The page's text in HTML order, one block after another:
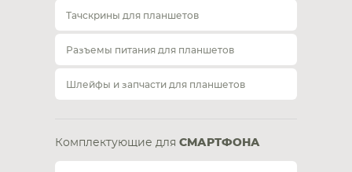
Тачскрины для планшетов
Разъемы питания для планшетов
Шлейфы и запчасти для планшетов
Комплектующие для СМАРТФОНА